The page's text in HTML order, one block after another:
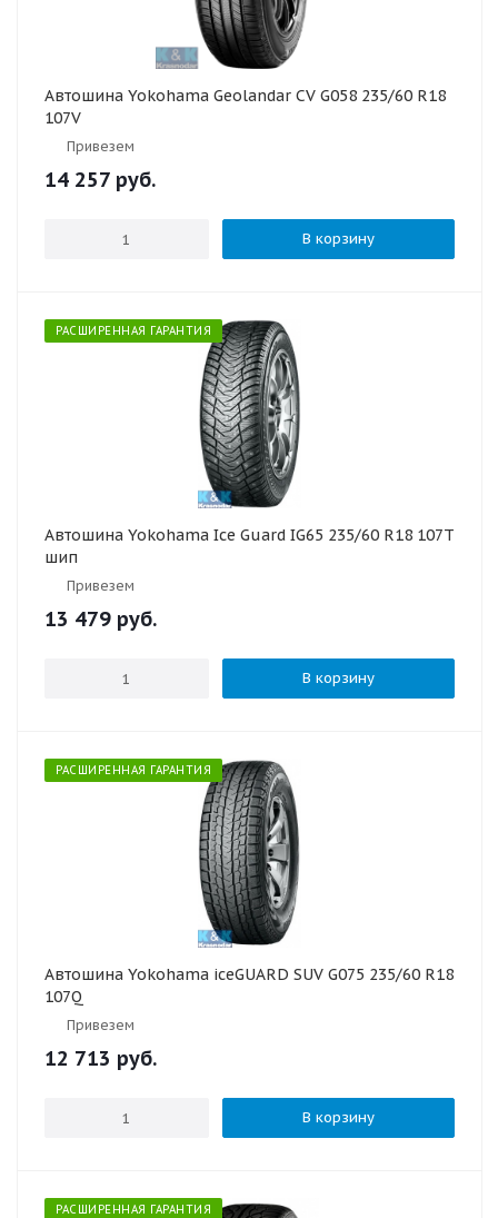
Автошина Yokohama Geolandar CV G058 235/60 R18
107V
Привезем
14 257 руб.
В корзину
РАСШИРЕННАЯ ГАРАНТИЯ
Автошина Yokohama Ice Guard IG65 235/60 R18 107T
шип
Привезем
13 479 руб.
В корзину
РАСШИРЕННАЯ ГАРАНТИЯ
Автошина Yokohama iceGUARD SUV G075 235/60 R18
107Q
Привезем
12 713 руб.
В корзину
РАСШИРЕННАЯ ГАРАНТИЯ